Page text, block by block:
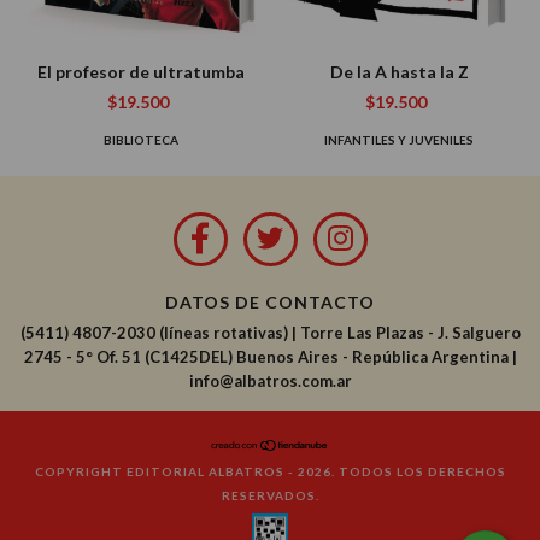
El profesor de ultratumba
$19.500
BIBLIOTECA
De la A hasta la Z
$19.500
INFANTILES Y JUVENILES
DATOS DE CONTACTO
(5411) 4807-2030 (líneas rotativas)| Torre Las Plazas - J. Salguero
2745 - 5° Of. 51 (C1425DEL) Buenos Aires - República Argentina |
info@albatros.com.ar
COPYRIGHT EDITORIAL ALBATROS - 2026. TODOS LOS DERECHOS
RESERVADOS.